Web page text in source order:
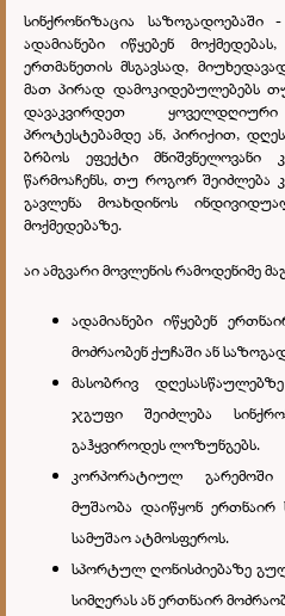
სინქრონიზაცია
ადამიანები იწყებენ
ერთმანეთის მსგავსად,
მათ პირად დამოკიდებულებებს
დავაკვირდეთ
პროტესტებამდე ან, პირიქით,
ბრბოს ეფექტი მნიშვნელოვანი
წარმოაჩენს, თუ როგორ შეიძლება
გავლენა მოახდინოს
მოქმედებაზე.
აი ამგვარი მოვლენის რამოდენიმე
ადამიანები იწყებენ
მოძრაობენ ქუჩაში ან
მასობრივ
ჯგუფი შეიძლება
გაჰყვიროდეს ლოზუნგებს.
კორპორატიულ გარემოში
მუშაობა დაიწყონ
სამუშაო ატმოსფეროს.
სპორტულ ღონისძიებაზე
სიმღერას ან ერთნაირ